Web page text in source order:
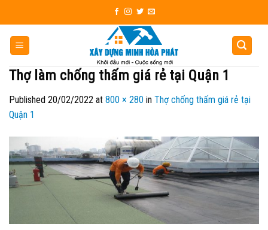
to
content
Thợ làm chống thấm giá rẻ tại Quận 1
Published 20/02/2022 at 800 × 280 in Thợ chống thấm giá rẻ tại
Quận 1